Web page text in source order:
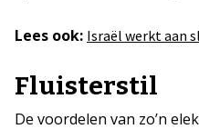
Lees ook: Israël werkt aan
Fluisterstil
De voordelen van zo’n